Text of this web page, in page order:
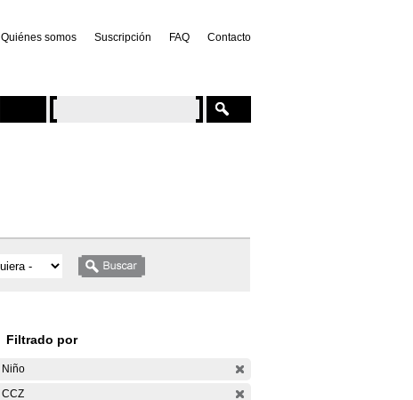
Quiénes somos Suscripción FAQ Contacto
Filtrado por
Niño
CCZ